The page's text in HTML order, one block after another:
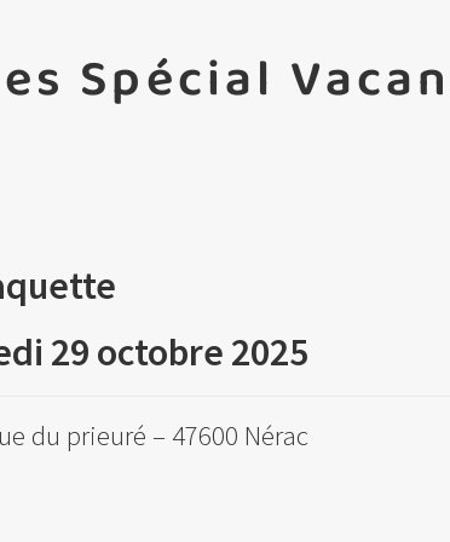
Spécial
29 octobre 2025
du prieuré – 47600 Nérac